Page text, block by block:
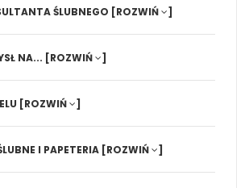
ŚLUBNEGO [ROZWIŃ ]
NA... [ROZWIŃ ]
[ROZWIŃ ]
I PAPETERIA [ROZWIŃ ]